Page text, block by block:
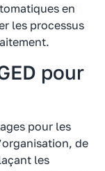
en
les processus
pour
pour les
de
les